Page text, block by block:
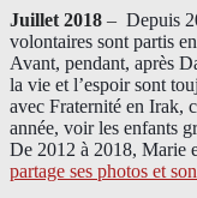
Juillet 2018 – Depuis
volontaires sont partis
Avant, pendant, après
la vie et l’espoir sont
avec Fraternité en Irak,
année, voir les enfants
De 2012 à 2018, Marie
partage ses photos et